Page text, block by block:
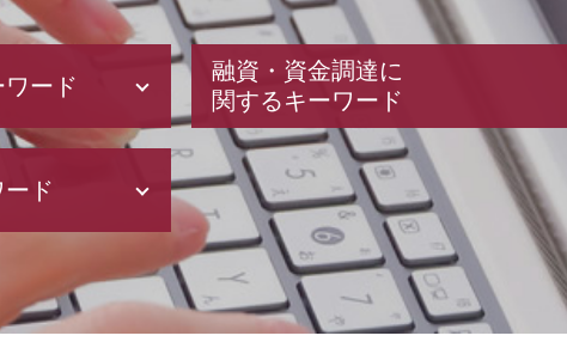
ード
融資・資金調達に
関するキーワード
株式会社 資本金
助成金 勘定科目
補助金 申請
ベンチャー 資金調達
企業 資金調達
創業計画書 書き方
ド